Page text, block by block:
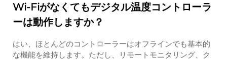
Wi-Fiがなくてもデジタル温度コントローラ
ーは動作しますか？
はい、ほとんどのコントローラーはオフラインでも基本的
な機能を維持します。ただし、リモートモニタリング、ク